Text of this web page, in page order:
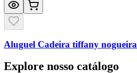
Aluguel Cadeira tiffany nogueira
Explore nosso catálogo